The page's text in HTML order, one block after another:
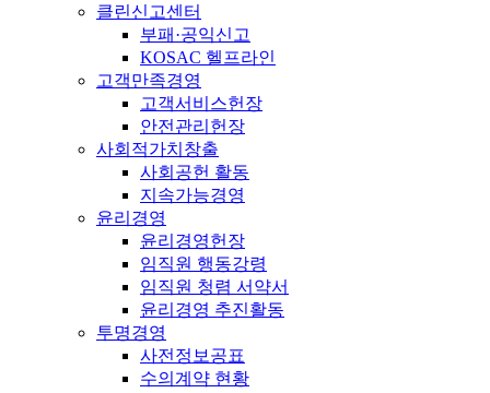
클린신고센터
부패·공익신고
KOSAC 헬프라인
고객만족경영
고객서비스헌장
안전관리헌장
사회적가치창출
사회공헌 활동
지속가능경영
윤리경영
윤리경영헌장
임직원 행동강령
임직원 청렴 서약서
윤리경영 추진활동
투명경영
사전정보공표
수의계약 현황